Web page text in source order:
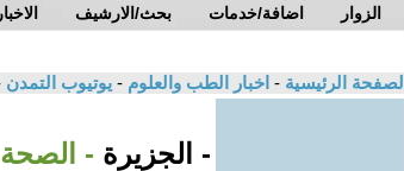
الاخبار بحث/الارشيف اضافة/خدمات الزوار
الصفحة الرئيسية - اخبار الطب والعلوم - يوتيوب التمدن
- الجزيرة -